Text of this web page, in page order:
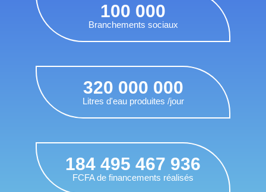
Branchements sociaux
100 000
Litres d'eau produites /jour
320 000 000
FCFA de financements réalisés
184 495 467 936